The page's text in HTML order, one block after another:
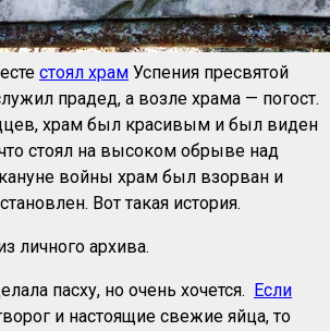
стоял храм Успения пресвятой
прадед, а возле храма — погост.
храм был красивым и был виден
стоял на высоком обрыве над
войны храм был взорван и
Вот такая история.
личного архива.
пасху, но очень хочется.
Если
и настоящие свежие яйца, то